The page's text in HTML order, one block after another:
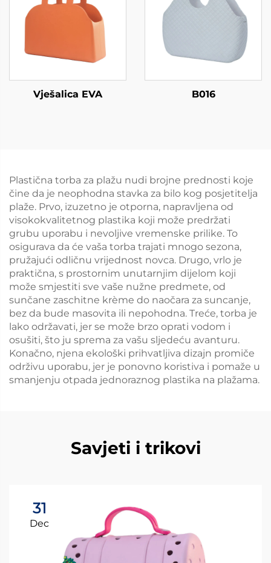
Vješalica EVA B016
Plastična torba za plažu nudi brojne prednosti koje
čine da je neophodna stavka za bilo kog posjetitelja
plaže. Prvo, izuzetno je otporna, napravljena od
visokokvalitetnog plastika koji može predržati
grubu uporabu i nevoljive vremenske prilike. To
osigurava da će vaša torba trajati mnogo sezona,
pružajući odličnu vrijednost novca. Drugo, vrlo je
praktična, s prostornim unutarnjim dijelom koji
može smjestiti sve vaše nužne predmete, od
sunčane zaschitne krème do naočara za suncanje,
bez da bude masovita ili nepohodna. Treće, torba je
lako održavati, jer se može brzo oprati vodom i
osušiti, što ju sprema za vašu sljedeću avanturu.
Konačno, njena ekološki prihvatljiva dizajn promiče
održivu uporabu, jer je ponovno koristiva i pomaže u
smanjenju otpada jednoraznog plastika na plažama.
Savjeti i trikovi
31
Dec